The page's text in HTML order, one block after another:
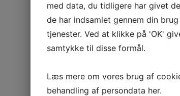
med data, du tidligere har givet
de har indsamlet gennem din
tjenester. Ved at klikke på 'OK'
samtykke til disse formål.
Læs mere om vores brug af
behandling af persondata her.